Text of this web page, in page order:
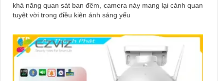
khả năng quan sát ban đêm, camera này mang lại cảnh quan
tuyệt vời trong điều kiện ánh sáng yếu